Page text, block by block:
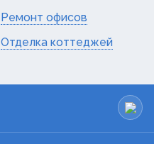
Ремонт офисов
Отделка коттеджей